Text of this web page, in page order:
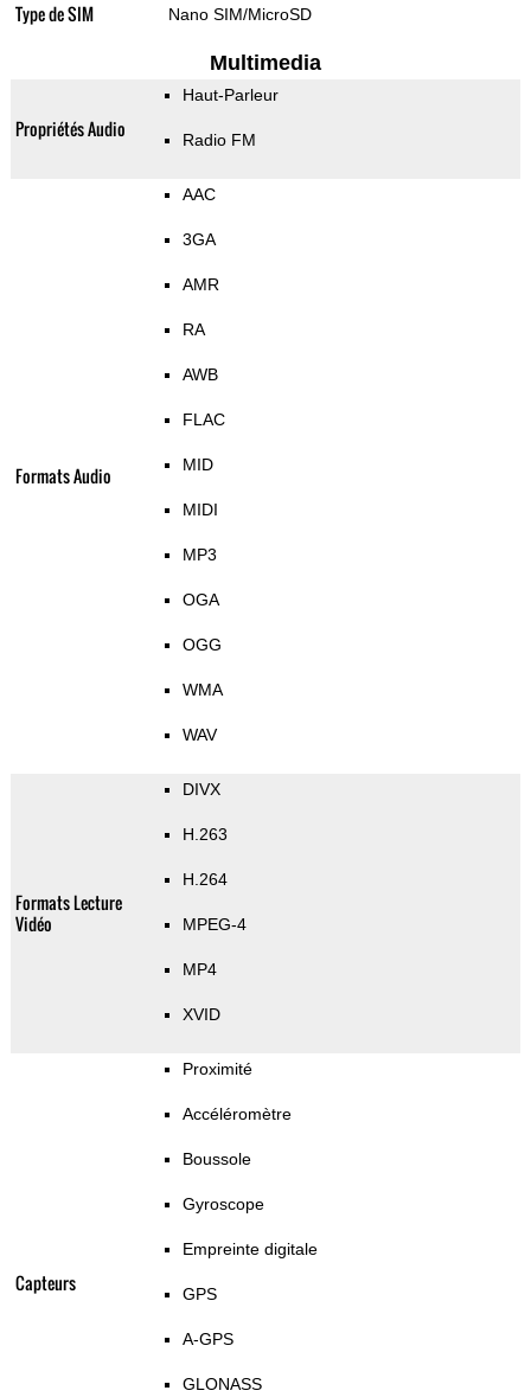
Type de SIM Nano SIM/MicroSD
Multimedia
Propriétés Audio
Haut-Parleur
Radio FM
Formats Audio
AAC
3GA
AMR
RA
AWB
FLAC
MID
MIDI
MP3
OGA
OGG
WMA
WAV
Formats Lecture
Vidéo
DIVX
H.263
H.264
MPEG-4
MP4
XVID
Capteurs
Proximité
Accéléromètre
Boussole
Gyroscope
Empreinte digitale
GPS
A-GPS
GLONASS